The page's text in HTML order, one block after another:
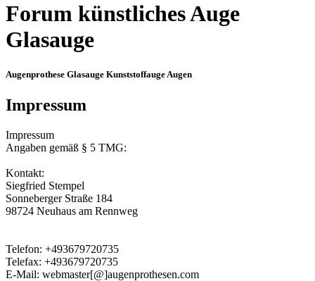
Forum künstliches Auge
Glasauge
Augenprothese Glasauge Kunststoffauge Augen
Impressum
Impressum
Angaben gemäß § 5 TMG:
Kontakt:
Siegfried Stempel
Sonneberger Straße 184
98724 Neuhaus am Rennweg
Telefon: +493679720735
Telefax: +493679720735
E-Mail: webmaster[@]augenprothesen.com